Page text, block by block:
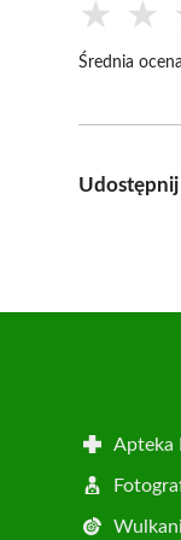
★ ★
Średnia
Udostępnij
Apteka